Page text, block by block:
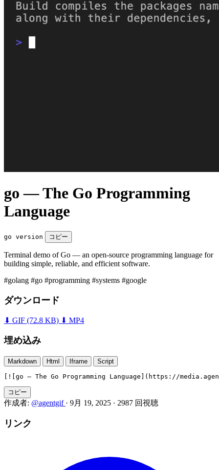
go — The Go Programming
Language
go version コピー
Terminal demo of Go — an open-source programming language for
building simple, reliable, and efficient software.
#golang #go #programming #systems #google
ダウンロード
⬇ GIF (72.8 KB) ⬇ MP4
埋め込み
Markdown Html Iframe Script
[![go — The Go Programming Language](https://
コピー
作成者: @agentgif · 9月 19, 2025 · 2987 回視聴
リンク